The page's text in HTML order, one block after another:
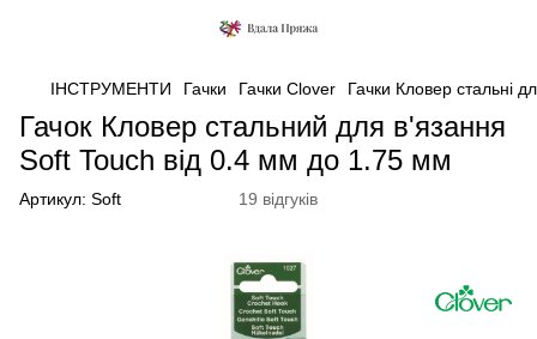
ІНСТРУМЕНТИ Гачки Гачки Clover Гачки Кловер стальні
Гачок Кловер стальний для в'язання
Soft Touch від 0.4 мм до 1.75 мм
Артикул: Soft 19 відгуків